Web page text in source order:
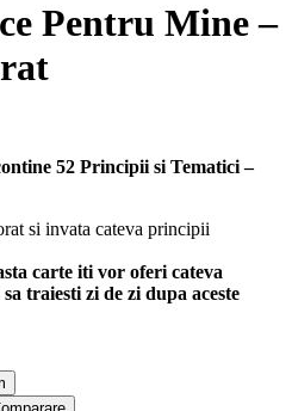
Pentru Mine –
52 Principii si Tematici –
si invata cateva principii
carte iti vor oferi cateva
traiesti zi de zi dupa aceste